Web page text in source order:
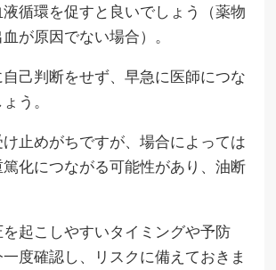
循環を促すと良いでしょう（薬物
が原因でない場合）。
己判断をせず、早急に医師につな
う。
止めがちですが、場合によっては
化につながる可能性があり、油断
起こしやすいタイミングや予防
度確認し、リスクに備えておきま